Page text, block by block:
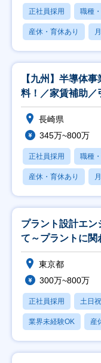
正社員採用 職種
産休・育休あり
【九州】半導体
料！／家賃補助／
長崎県
345万~800万
正社員採用 職種
産休・育休あり
プラント設計エ
て～プラントに関
す～
東京都
300万~800万
正社員採用 土日
業界未経験OK 産